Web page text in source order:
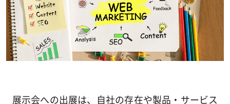
展示会への出展は、自社の存在や製品・サービス